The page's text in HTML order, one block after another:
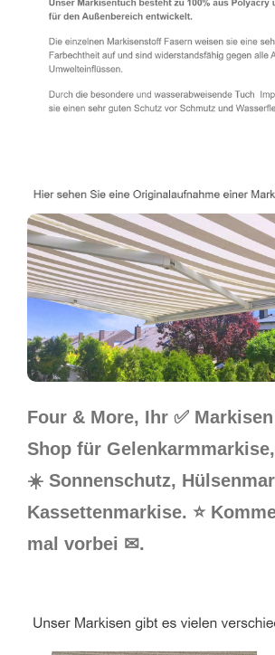
Four & More, Ihr ✅
Shop für
☀️ Sonnenschutz,
Kassettenmarkise. ⭐
mal vorbei ✉.